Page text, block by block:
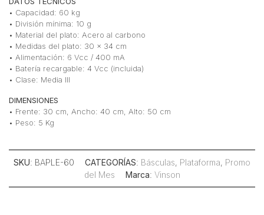
• Capacidad: 60 kg
• División mínima: 10 g
• Material del plato: Acero al carbono
• Medidas del plato: 30 x 34 cm
• Alimentación: 6 Vcc / 400 mA
• Batería recargable: 4 Vcc (incluida)
• Clase: Media III
DIMENSIONES
• Frente: 30 cm, Ancho: 40 cm, Alto: 50 cm
• Peso: 5 Kg
SKU: BAPLE-60 CATEGORÍAS: Básculas, Plataforma, Promo
del Mes
Marca: Vinson